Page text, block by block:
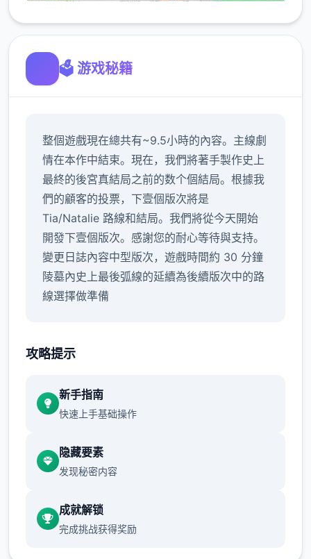
🗳️ 游戏秘籍
整個遊戲現在總共有~9.5小時的內容。主線劇
情在本作中結束。現在，我們將著手製作史上
最終的後宮真結局之前的数个個結局。根據我
們的顧客的投票，下壹個版次將是
Tia/Natalie 路線和結局。我們將從今天開始
開發下壹個版次。感謝您的耐心等待與支持。
變更日誌內容中型版次，遊戲時間約 30 分鐘
陵墓內史上最後弧線的延續為後續版次中的路
線選擇做準備
攻略提示
新手指南
快速上手基础操作
隐藏要素
发现秘密内容
成就解锁
完成挑战获得奖励